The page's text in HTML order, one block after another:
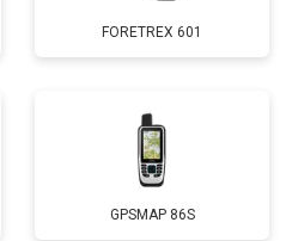
FORETREX 601
GPSMAP 86S